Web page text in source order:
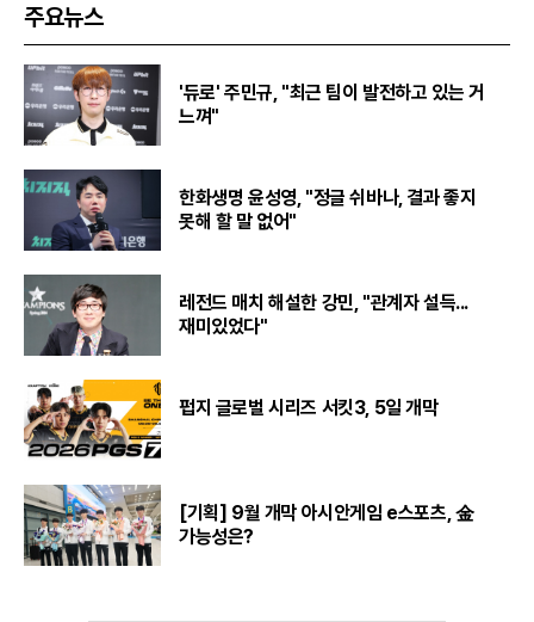
주요뉴스
'듀로' 주민규, "최근 팀이 발전하고 있는 거
느껴"
한화생명 윤성영, "정글 쉬바나, 결과 좋지
못해 할 말 없어"
레전드 매치 해설한 강민, "관계자 설득...
재미있었다"
펍지 글로벌 시리즈 서킷3, 5일 개막
[기획] 9월 개막 아시안게임 e스포츠, 金
가능성은?